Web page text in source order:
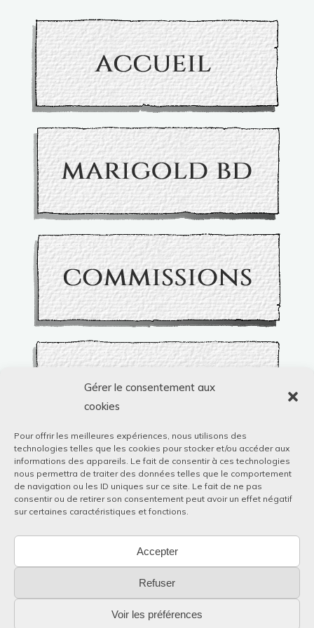
Gérer le consentement aux
cookies
Pour offrir les meilleures expériences, nous utilisons des
technologies telles que les cookies pour stocker et/ou accéder aux
informations des appareils. Le fait de consentir à ces technologies
nous permettra de traiter des données telles que le comportement
de navigation ou les ID uniques sur ce site. Le fait de ne pas
consentir ou de retirer son consentement peut avoir un effet négatif
sur certaines caractéristiques et fonctions.
Accepter
Refuser
Voir les préférences